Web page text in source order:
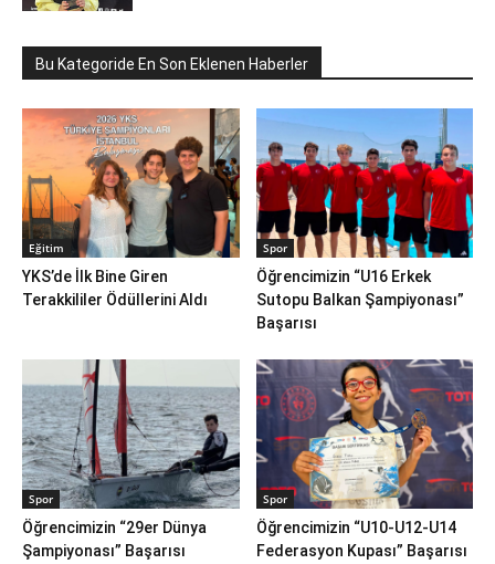
Bu Kategoride En Son Eklenen Haberler
Eğitim
YKS’de İlk Bine Giren
Terakkililer Ödüllerini Aldı
Spor
Öğrencimizin “U16 Erkek
Sutopu Balkan Şampiyonası”
Başarısı
Spor
Öğrencimizin “29er Dünya
Şampiyonası” Başarısı
Spor
Öğrencimizin “U10-U12-U14
Federasyon Kupası” Başarısı